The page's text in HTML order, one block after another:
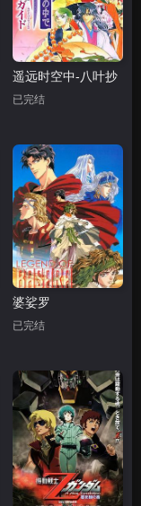
遥远时空中-八叶抄
已完结
婆娑罗
已完结